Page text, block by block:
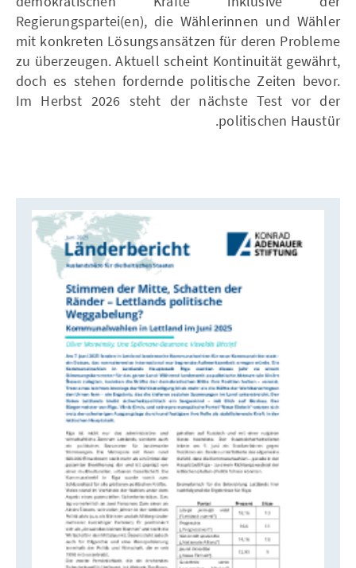
Regierungspartei(en), die Wählerinnen und Wähler
mit konkreten Lösungsansätzen für deren Probleme
zu überzeugen. Aktuell scheint Kontinuität gewährt,
doch es stehen fordernde politische Zeiten bevor.
Im Herbst 2026 steht der nächste Test vor der
politischen Haustür.